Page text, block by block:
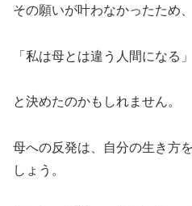
その願いが叶わなかったため、
「私は母とは違う人間になる」
と決めたのかもしれません。
母への反発は、自分の生き方
しょう。